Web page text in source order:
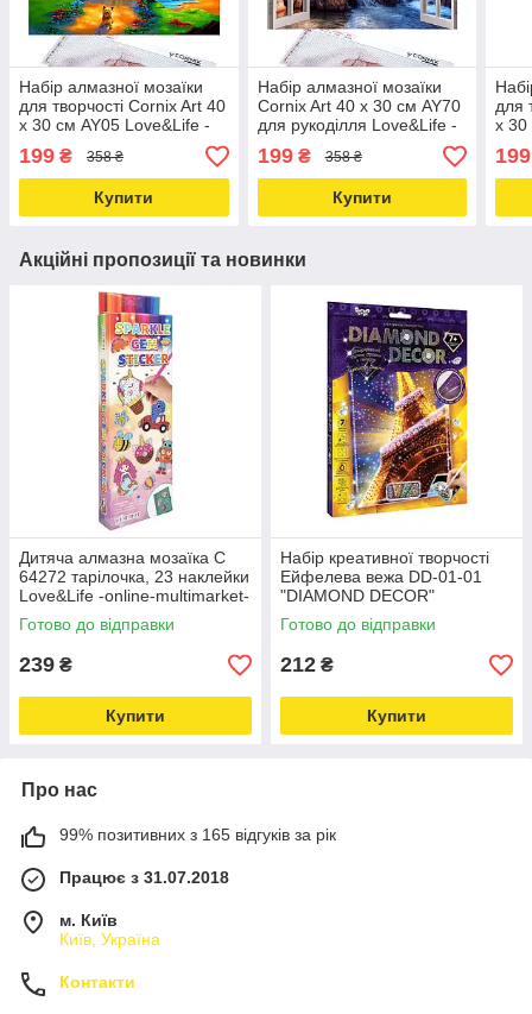
Набір алмазної мозаїки
для творчості Cornix Art 40
x 30 см AY05 Love&Life -
online-multimarket-
199 ₴ 358 ₴
Купити
Набір алмазної мозаїки
Cornix Art 40 x 30 см AY70
для рукоділля Love&Life -
online-multimarket-
199₴ 358 ₴
Купити
для
x 30
199
Акційні пропозиції та новинки
Дитяча алмазна мозаїка C
64272 тарілочка, 23 наклейки
Love&Life -online-multimarket-
Готово до відправки
239 ₴
Купити
Набір креативної творчості
Ейфелева вежа DD-01-01
"DIAMOND DECOR"
Love&Life -online-multimarket-
Готово до відправки
212 ₴
Купити
Про нас
99% позитивних з 165 відгуків за рік
Працює з 31.07.2018
м. Київ
Київ, Україна
Контакти